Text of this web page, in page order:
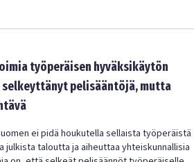
työperäisen hyväksikäytön
pelisääntöjä, mutta
ei pidä houkutella sellaista työperäistä
julkista taloutta ja aiheuttaa yhteiskunnallisia